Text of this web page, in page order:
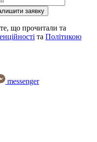
заявку
що прочитали та
та Політикою
messenger